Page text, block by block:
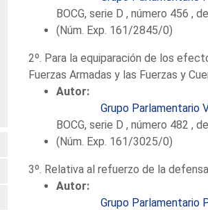
BOCG, serie D , número 456 ,
(Núm. Exp. 161/2845/0)
2º. Para la equiparación de los
Fuerzas Armadas y las Fuerzas y
Autor:
Grupo Parlamentario
BOCG, serie D , número 482 ,
(Núm. Exp. 161/3025/0)
3º. Relativa al refuerzo de la
Autor:
Grupo Parlamentario